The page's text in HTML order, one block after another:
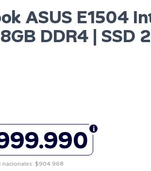
ASUS E1504
DDR4 | SSD
nacionales: $904.968